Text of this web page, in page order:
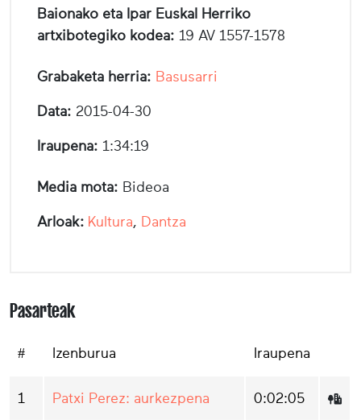
Baionako eta Ipar Euskal Herriko
artxibotegiko kodea: 19 AV 1557-1578
Grabaketa herria: Basusarri
Data: 2015-04-30
Iraupena: 1:34:19
Media mota: Bideoa
Arloak: Kultura, Dantza
Pasarteak
# Izenburua Iraupena
1 Patxi Perez: aurkezpena 0:02:05